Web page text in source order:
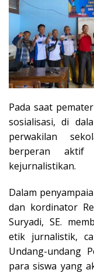
Pada saat
sosialisasi, di
perwakilan
berperan aktif
kejurnalistikan.
Dalam
dan kordinator
Suryadi, SE.
etik jurnalistik,
Undang-undang
para siswa yang